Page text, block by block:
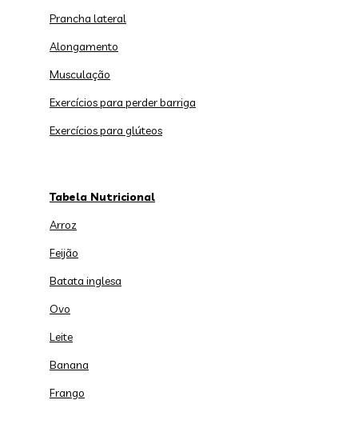
Prancha lateral
Alongamento
Musculação
Exercícios para perder barriga
Exercícios para glúteos
Tabela Nutricional
Arroz
Feijão
Batata inglesa
Ovo
Leite
Banana
Frango